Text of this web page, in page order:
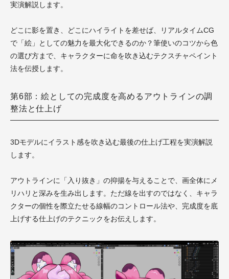
実演解説します。
どこに影を置き、どこにハイライトを差せば、リアルタイムCG
で「絵」としての魅力を最大化できるのか？筆使いのコツから色
の選び方まで、キャラクターに命を吹き込むテクスチャペイント
法を伝授します。
第6部：絵としての完成度を高めるアウトラインの調
整法と仕上げ
3Dモデルにイラスト感を吹き込む最後の仕上げ工程を実演解説
します。
アウトラインに「入り抜き」の抑揚を与えることで、画全体にメ
リハリと深みを生み出します。ただ線を出すのではなく、キャラ
クターの個性を際立たせる線幅のコントロール法や、完成度を底
上げする仕上げのテクニックをお伝えします。